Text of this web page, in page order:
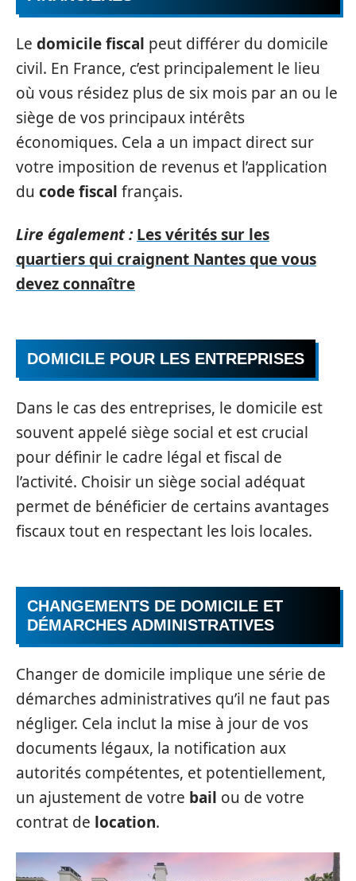
Le domicile fiscal peut différer du domicile
civil. En France, c’est principalement le lieu
où vous résidez plus de six mois par an ou le
siège de vos principaux intérêts
économiques. Cela a un impact direct sur
votre imposition de revenus et l’application
du code fiscal français.
Lire également : Les vérités sur les
quartiers qui craignent Nantes que vous
devez connaître
DOMICILE POUR LES ENTREPRISES
Dans le cas des entreprises, le domicile est
souvent appelé siège social et est crucial
pour définir le cadre légal et fiscal de
l’activité. Choisir un siège social adéquat
permet de bénéficier de certains avantages
fiscaux tout en respectant les lois locales.
CHANGEMENTS DE DOMICILE ET
DÉMARCHES ADMINISTRATIVES
Changer de domicile implique une série de
démarches administratives qu’il ne faut pas
négliger. Cela inclut la mise à jour de vos
documents légaux, la notification aux
autorités compétentes, et potentiellement,
un ajustement de votre bail ou de votre
contrat de location.